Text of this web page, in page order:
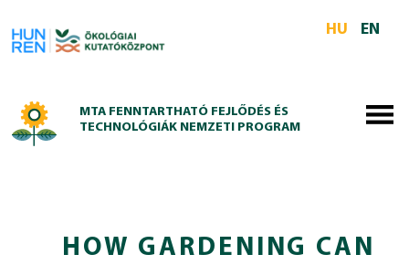
HU
EN
MTA FENNTARTHATÓ FEJLŐDÉS ÉS
TECHNOLÓGIÁK NEMZETI PROGRAM
HOW GARDENING CAN